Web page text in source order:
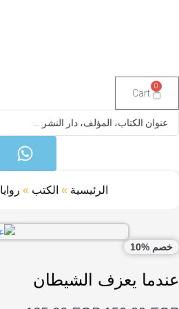
Cart
الرئيسية»الكتب»روايات»
يعزف الشيطان